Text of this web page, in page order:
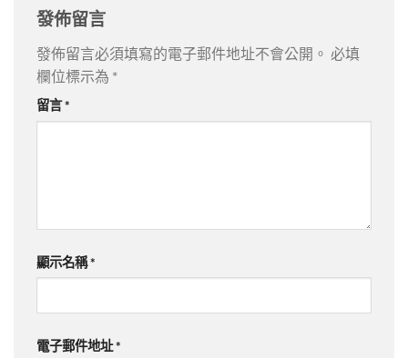
發佈留言
發佈留言必須填寫的電子郵件地址不會公開。 必填
欄位標示為 *
留言*
顯示名稱*
電子郵件地址*